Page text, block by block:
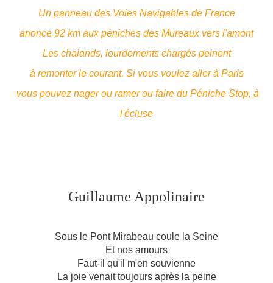
Un panneau des Voies Navigables de France
anonce 92 km aux péniches des Mureaux vers l'amont
Les chalands, lourdements chargés peinent
à remonter le courant. Si vous voulez aller à Paris
vous pouvez nager ou ramer ou faire du Péniche Stop, à
l'écluse
Guillaume Appolinaire
Sous le Pont Mirabeau coule la Seine
Et nos amours
Faut-il qu'il m'en souvienne
La joie venait toujours après la peine